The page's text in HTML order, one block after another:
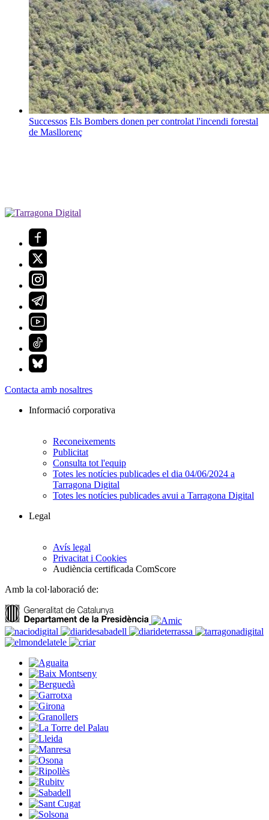
Successos Els Bombers donen per controlat l'incendi forestal
de Masllorenç
Contacta amb nosaltres
Informació corporativa
Reconeixements
Publicitat
Consulta tot l'equip
Totes les notícies publicades el dia 04/06/2024 a
Tarragona Digital
Totes les notícies publicades avui a Tarragona Digital
Legal
Avís legal
Privacitat i Cookies
Audiència certificada ComScore
Amb la col·laboració de: